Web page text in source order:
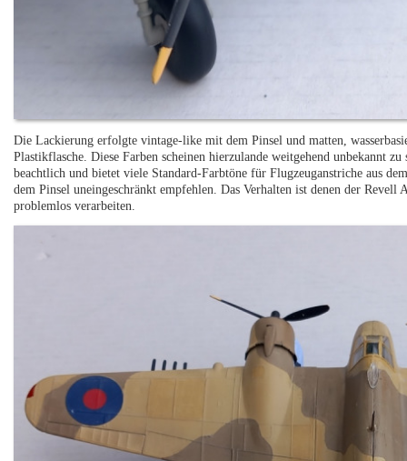
Die Lackierung erfolgte vintage-like mit dem Pinsel und matten,
Plastikflasche. Diese Farben scheinen hierzulande weitgehend unbekannt
beachtlich und bietet viele Standard-Farbtöne für Flugzeuganstriche aus
dem Pinsel uneingeschränkt empfehlen. Das Verhalten ist denen der
problemlos verarbeiten.